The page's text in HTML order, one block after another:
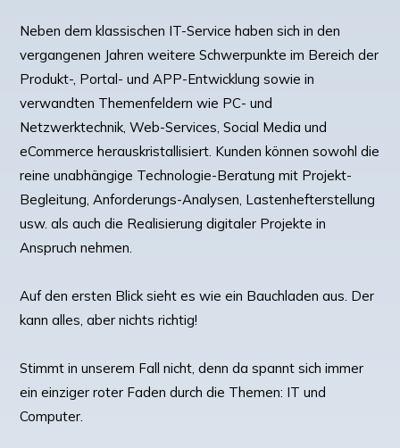
Neben dem klassischen IT-Service haben sich in den
vergangenen Jahren weitere Schwerpunkte im Bereich der
Produkt-, Portal- und APP-Entwicklung sowie in
verwandten Themenfeldern wie PC- und
Netzwerktechnik, Web-Services, Social Media und
eCommerce herauskristallisiert. Kunden können sowohl die
reine unabhängige Technologie-Beratung mit Projekt-
Begleitung, Anforderungs-Analysen, Lastenhefterstellung
usw. als auch die Realisierung digitaler Projekte in
Anspruch nehmen.
Auf den ersten Blick sieht es wie ein Bauchladen aus. Der
kann alles, aber nichts richtig!
Stimmt in unserem Fall nicht, denn da spannt sich immer
ein einziger roter Faden durch die Themen: IT und
Computer.